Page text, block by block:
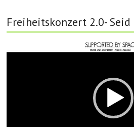
Freiheitskonzert 2.0-
Player